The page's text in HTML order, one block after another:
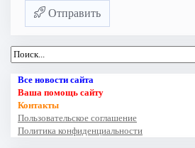
Отправить
Все новости сайта
Ваша помощь сайту
Контакты
Пользовательское соглашение
Политика конфиденциальности